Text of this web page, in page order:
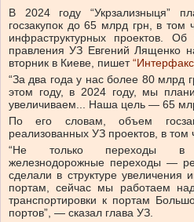
В 2024 году “Укрзализныця”
госзакупок до 65 млрд грн, в том
инфраструктурных проектов.
правления УЗ Евгений Лященко
вторник в Киеве, пишет
“За два года у нас более 80 млрд
этом году, в 2024 году, мы
увеличиваем... Наша цель — 65
По его словам, объем
реализованных УЗ проектов, в том
“Не только переходы в
железнодорожные переходы —
сделали в структуре увеличения
портам, сейчас мы работаем
транспортировки к портам
портов”, — сказал глава УЗ.